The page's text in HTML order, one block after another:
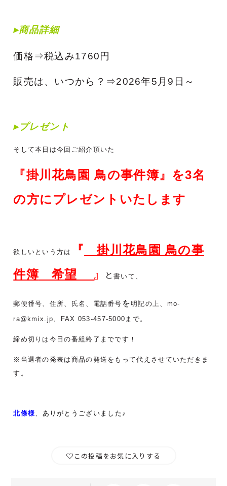
▸商品詳細
価格⇒税込み1760円
販売は、いつから？⇒2026年5月9日～
▸プレゼント
そして本日は今回ご紹介頂いた
『掛川花鳥園 鳥の事件簿』を3名
の方にプレゼントいたします
欲しいという方は 『
掛川花鳥園 鳥の事
件簿 希望』 と書いて、
郵便番号、住所、氏名、電話番号 を明記の上、mo-
ra@kmix.jp、FAX 053-457-5000まで。
締め切りは今日の番組終了までです！
※当選者の発表は商品の発送をもって代えさせていただきま
す。
北條様、 ありがとうございました♪
この投稿をお気に入りする